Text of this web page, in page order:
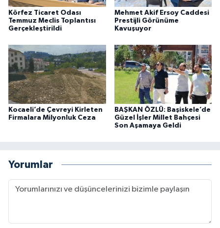
Körfez Ticaret Odası
Temmuz Meclis Toplantısı
Gerçekleştirildi
Mehmet Akif Ersoy Caddesi
Prestijli Görünüme
Kavuşuyor
Kocaeli’de Çevreyi Kirleten
Firmalara Milyonluk Ceza
BAŞKAN ÖZLÜ: Başiskele’de
Güzel İşler Millet Bahçesi
Son Aşamaya Geldi
Yorumlar